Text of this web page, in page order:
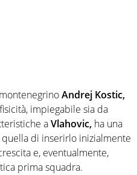
Andrej Kostic,
impiegabile sia da
aVlahovic, ha una
di inserirlo inizialmente
e, eventualmente,
prima squadra.